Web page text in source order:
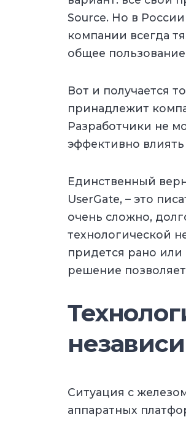
Source. Но в
компании всегда
общее
Вот и получается
принадлежит
Разработчики не
эффективно
Единственный
UserGate, – это
очень сложно,
технологической
придется рано или
решение
Ситуация с
аппаратных